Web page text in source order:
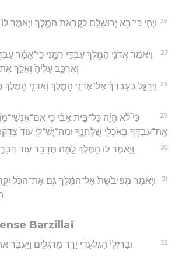
26 וַיְהִ֛י כִּי־בָ֥א יְרוּשָׁלִַ֖ם לִקְרַ֣את הַמֶּ֑לֶךְ וַיֹּ֤אמֶר
27
וַיֹּאמַ֕ר אֲדֹנִ֥י הַמֶּ֖לֶךְ עַבְדִּ֣י רִמָּ֑נִי כִּֽי־אָמַ֨ר
וְאֶרְכַּ֤ב עָלֶ֙יהָ֙ וְאֵלֵ֣ךְ
28 וַיְרַגֵּ֣ל בְּעַבְדְּךָ֔ אֶל־אֲדֹנִ֖י הַמֶּ֑לֶךְ וַאדֹנִ֤י
29
כִּי֩ לֹ֨א הָיָ֜ה כָּל־בֵּ֣ית אָבִ֗י כִּ֤י
אֶֽת־עַבְדְּךָ֔ בְּאֹכְלֵ֖י שֻׁלְחָנֶ֑ךָ וּמַה־יֶּשׁ־לִ֥י עוֹד֙
30
וַיֹּ֤אמֶר לוֹ֙ הַמֶּ֔לֶךְ לָ֛מָּה תְּדַבֵּ֥ר ע֖וֹד
31
וַיֹּ֤אמֶר מְפִיבֹ֙שֶׁת֙ אֶל־הַמֶּ֔לֶךְ גַּ֥ם אֶת־הַכֹּ֖ל
Barzillaï
32
וּבַרְזִלַּי֙ הַגִּלְעָדִ֔י יָרַ֖ד מֵרֹגְלִ֑ים וַיַּעֲבֹ֤ר